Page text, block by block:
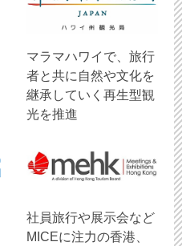
マラマハワイで、旅行
者と共に自然や文化を
継承していく再生型観
光を推進
社員旅行や展示会など
MICEに注力の香港、